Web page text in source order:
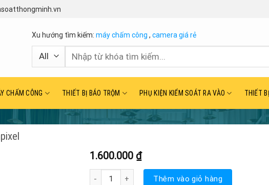
Xu hướng tìm kiếm: máy chấm công , camera giá rẻ
Tìm
CHẤM CÔNG THIẾT BỊ BÁO TRỘM PHỤ KIỆN KIỂM SOÁT RA VÀO THIẾT
1.600.000 ₫
HAC-HFW1200DP 2.0 Megapixel số lượng
Thêm vào giỏ hàng